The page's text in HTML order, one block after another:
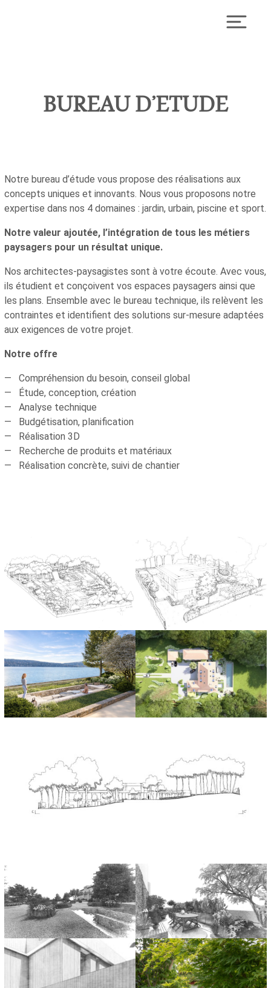
BUREAU D’ETUDE
Notre bureau d’étude vous propose des réalisations aux
concepts uniques et innovants. Nous vous proposons notre
expertise dans nos 4 domaines : jardin, urbain, piscine et sport.
Notre valeur ajoutée, l’intégration de tous les métiers
paysagers pour un résultat unique.
Nos architectes-paysagistes sont à votre écoute. Avec vous,
ils étudient et conçoivent vos espaces paysagers ainsi que
les plans. Ensemble avec le bureau technique, ils relèvent les
contraintes et identifient des solutions sur-mesure adaptées
aux exigences de votre projet.
Notre offre
Compréhension du besoin, conseil global
Étude, conception, création
Analyse technique
Budgétisation, planification
Réalisation 3D
Recherche de produits et matériaux
Réalisation concrète, suivi de chantier